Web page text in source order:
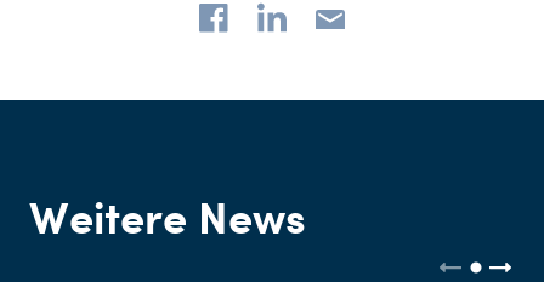
Weitere News